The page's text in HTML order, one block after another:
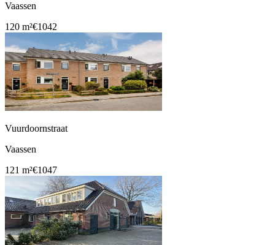
Vaassen
120 m²€1042
Vuurdoornstraat
Vaassen
121 m²€1047